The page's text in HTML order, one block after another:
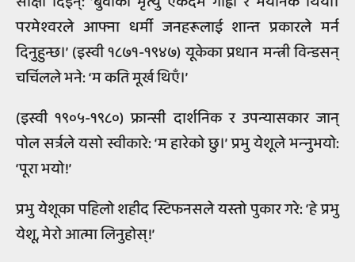
परमेश्‍वरले आफ्ना धर्मी जनहरूलाई शान्त प्रकारले मर्न
दिनुहुन्छ।’ (इस्वी १८७१-१९४७) यूकेका प्रधान मन्त्री विन्डसन्
चर्चिलले भने: ‘म कति मूर्ख थिएँ।’
(इस्वी १९०५-१९८०) फ्रान्सी दार्शनिक र उपन्यासकार जान्
पोल सर्त्रले यसो स्वीकारे: ‘म हारेको छु।’ प्रभु येशूले भन्‍नुभयो:
‘पूरा भयो!’
प्रभु येशूका पहिलो शहीद स्टिफनसले यस्तो पुकार गरे: ‘हे प्रभु
येशू, मेरो आत्मा लिनुहोस्!’